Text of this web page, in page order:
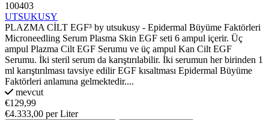
100403
UTSUKUSY
PLAZMA CİLT EGF³ by utsukusy - Epidermal Büyüme Faktörleri
Microneedling Serum Plasma Skin EGF seti 6 ampul içerir. Üç
ampul Plazma Cilt EGF Serumu ve üç ampul Kan Cilt EGF
Serumu. İki steril serum da karıştırılabilir. İki serumun her birinden 1
ml karıştırılması tavsiye edilir EGF kısaltması Epidermal Büyüme
Faktörleri anlamına gelmektedir....
mevcut
€129,99
€4.333,00 per Liter